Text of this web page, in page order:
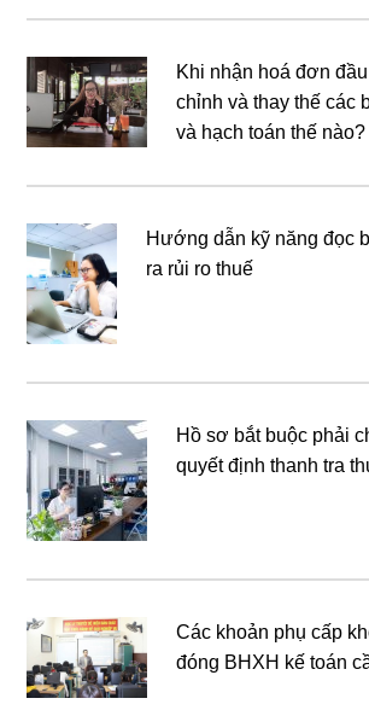
Khi nhận hoá đơn
chỉnh và thay thế các
và hạch toán thế nào?
Hướng dẫn kỹ năng đọc
ra rủi ro thuế
Hồ sơ bắt buộc phải
quyết định thanh tra
Các khoản phụ cấp
đóng BHXH kế toán